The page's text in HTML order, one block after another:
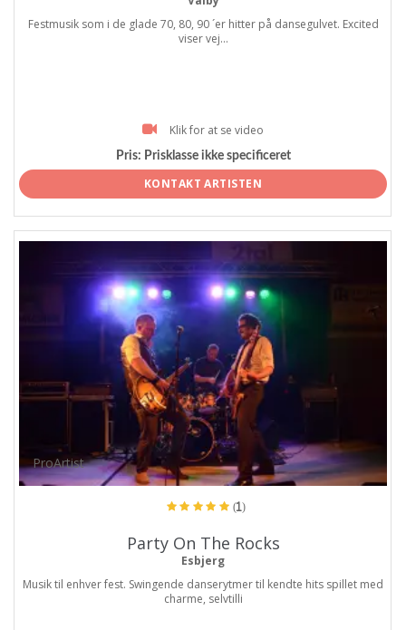
Festmusik som i de glade 70, 80, 90 ´er hitter på dansegulvet. Excited
viser vej...
Klik for at se video
Pris: Prisklasse ikke specificeret
KONTAKT ARTISTEN
ProArtist
(1)
Party On The Rocks
Esbjerg
Musik til enhver fest. Swingende danserytmer til kendte hits spillet med
charme, selvtilli